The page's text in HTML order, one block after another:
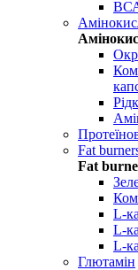
Fat
Fat
L-
L-
L-
Глютамін